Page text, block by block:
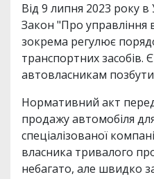
Від 9 липня 2023 року в
Закон "Про управління
зокрема регулює
транспортних засобів.
автовласникам
Нормативний акт
продажу автомобіля для
спеціалізованої
власника тривалого
небагато, але швидко